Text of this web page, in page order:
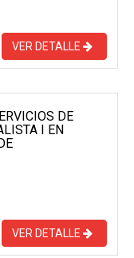
VER DETALLE
DE
I EN
VER DETALLE